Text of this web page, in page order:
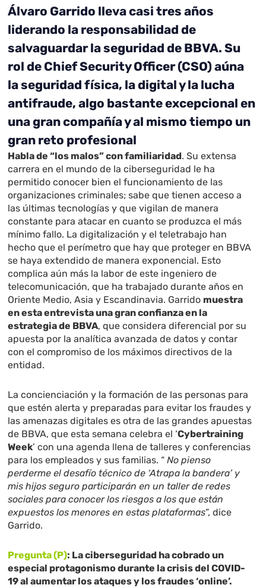
Álvaro Garrido lleva casi tres años
liderando la responsabilidad de
salvaguardar la seguridad de BBVA. Su
rol de Chief Security Officer (CSO) aúna
la seguridad física, la digital y la lucha
antifraude, algo bastante excepcional en
una gran compañía y al mismo tiempo un
gran reto profesional
Habla de “los malos” con familiaridad. Su extensa
carrera en el mundo de la ciberseguridad le ha
permitido conocer bien el funcionamiento de las
organizaciones criminales; sabe que tienen acceso a
las últimas tecnologías y que vigilan de manera
constante para atacar en cuanto se produzca el más
mínimo fallo. La digitalización y el teletrabajo han
hecho que el perímetro que hay que proteger en BBVA
se haya extendido de manera exponencial. Esto
complica aún más la labor de este ingeniero de
telecomunicación, que ha trabajado durante años en
Oriente Medio, Asia y Escandinavia. Garrido muestra
en esta entrevista una gran confianza en la
estrategia de BBVA, que considera diferencial por su
apuesta por la analítica avanzada de datos y contar
con el compromiso de los máximos directivos de la
entidad.
La concienciación y la formación de las personas para
que estén alerta y preparadas para evitar los fraudes y
las amenazas digitales es otra de las grandes apuestas
de BBVA, que esta semana celebra el ‘Cybertraining
Week’ con una agenda llena de talleres y conferencias
para los empleados y sus familias. “No pienso
perderme el desafío técnico de ‘Atrapa la bandera’ y
mis hijos seguro participarán en un taller de redes
sociales para conocer los riesgos a los que están
expuestos los menores en estas plataformas”, dice
Garrido.
Pregunta (P): La ciberseguridad ha cobrado un
especial protagonismo durante la crisis del COVID-
19 al aumentar los ataques y los fraudes ‘online’.